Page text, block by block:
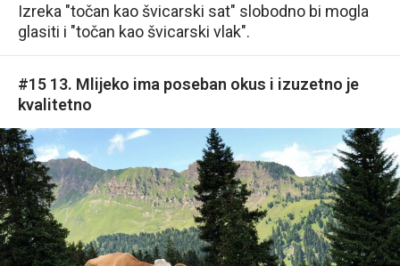
Izreka "točan kao švicarski sat" slobodno bi mogla
glasiti i "točan kao švicarski vlak".
#15 13. Mlijeko ima poseban okus i izuzetno je
kvalitetno